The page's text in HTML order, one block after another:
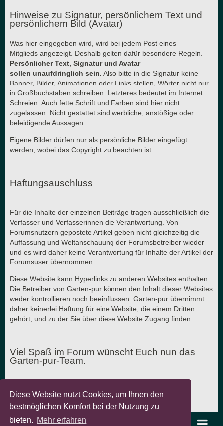
Diese Website nutzt Cookies, um Ihnen den
bestmöglichen Komfort bei der Nutzung zu
bieten. Mehr erfahren
Hinweise zu Signatur, persönlichem Text und
persönlichem Bild (Avatar)
Was hier eingegeben wird, wird bei jedem Post eines
Mitglieds angezeigt. Deshalb gelten dafür besondere Regeln.
Persönlicher Text, Signatur und Avatar
sollen unaufdringlich sein. Also bitte in die Signatur keine
Banner, Bilder, Animationen oder Links stellen, Wörter nicht nur
in Großbuchstaben schreiben. Letzteres bedeutet im Internet
Schreien. Auch fette Schrift und Farben sind hier nicht
zugelassen. Nicht gestattet sind werbliche, anstößige oder
beleidigende Aussagen.
Eigene Bilder dürfen nur als persönliche Bilder eingefügt
werden, wobei das Copyright zu beachten ist.
Haftungsauschluss
Für die Inhalte der einzelnen Beiträge tragen ausschließlich die
Verfasser und Verfasserinnen die Verantwortung. Von
Forumsnutzern gepostete Artikel geben nicht gleichzeitig die
Auffassung und Weltanschauung der Forumsbetreiber wieder
und es wird daher keine Verantwortung für Inhalte der Artikel der
Forumsuser übernommen.
Diese Website kann Hyperlinks zu anderen Websites enthalten.
Die Betreiber von Garten-pur können den Inhalt dieser Websites
weder kontrollieren noch beeinflussen. Garten-pur übernimmt
daher keinerlei Haftung für eine Website, die einem Dritten
gehört, und zu der Sie über diese Website Zugang finden.
Viel Spaß im Forum wünscht Euch nun das
Garten-pur-Team.
Letzte Aktualisierung: 7.8.2018 - © Garten-pur GbR